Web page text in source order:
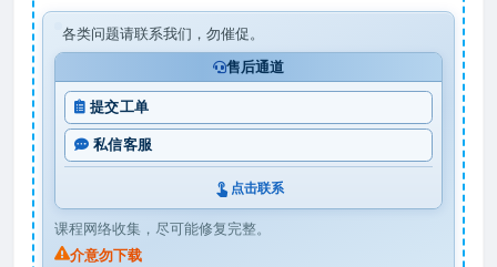
各类问题请联系我们，勿催促。
售后通道
提交工单
私信客服
点击联系
课程网络收集，尽可能修复完整。
介意勿下载